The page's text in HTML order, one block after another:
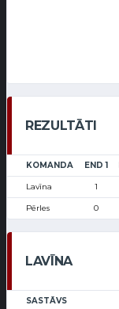
REZULTĀTI
KOMANDA END 1
Lavīna 1
Pērles 0
LAVĪNA
SASTĀVS